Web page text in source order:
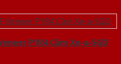
P1R4 Căm Xe-a-SGD